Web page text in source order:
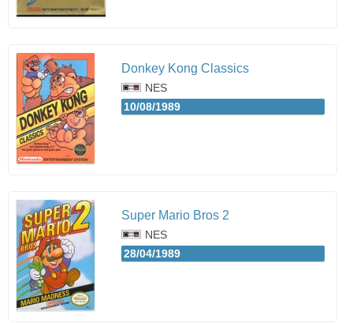
Donkey Kong Classics
NES
10/08/1989
Super Mario Bros 2
NES
28/04/1989